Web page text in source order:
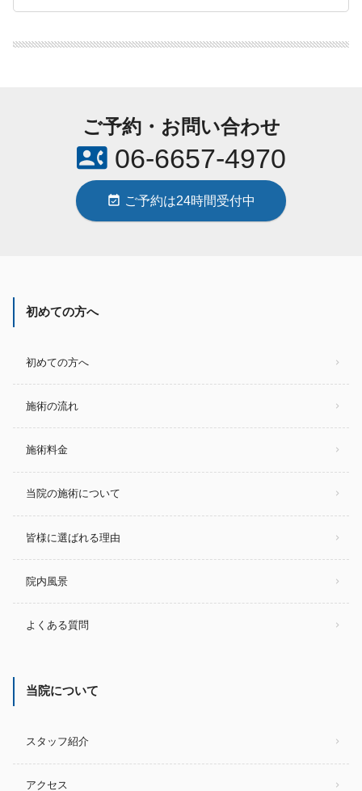
ご予約・お問い合わせ
contact_phone06-6657-4970
event_available ご予約は24時間受付中
初めての方へ
初めての方へ
施術の流れ
施術料金
当院の施術について
皆様に選ばれる理由
院内風景
よくある質問
当院について
スタッフ紹介
アクセス